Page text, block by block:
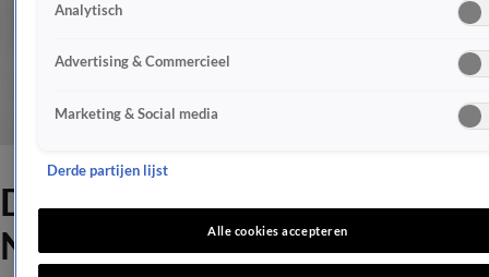
Duel tussen FC Twente en
NAC stilgelegd
Analytisch
Advertising & Commercieel
Marketing & Social media
Derde partijen lijst
Alle cookies accepteren